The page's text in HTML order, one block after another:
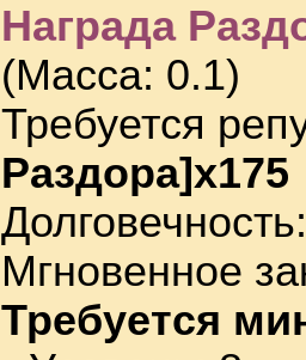
Награда
(Масса: 0.1)
Требуется
Раздора]x175
Мгновенное
Требуется